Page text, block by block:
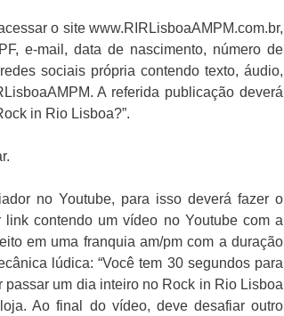
o site www.RIRLisboaAMPM.com.br,
e-mail, data de nascimento, número de
sociais própria contendo texto, áudio,
A referida publicação deverá
in Rio Lisboa?”.
no Youtube, para isso deverá fazer o
contendo um vídeo no Youtube com a
em uma franquia am/pm com a duração
lúdica: “Você tem 30 segundos para
um dia inteiro no Rock in Rio Lisboa
Ao final do vídeo, deve desafiar outro